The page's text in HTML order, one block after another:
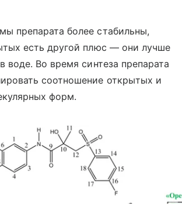
препарата более стабильны,
есть другой плюс — они лучше
воде. Во время синтеза препарата
соотношение открытых и
форм.